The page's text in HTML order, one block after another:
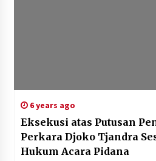
6 years ago
Eksekusi atas Putusan
Perkara Djoko Tjandra
Hukum Acara Pidana